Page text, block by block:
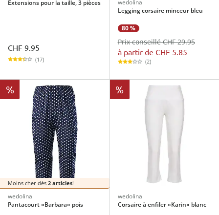
Extensions pour la taille, 3 pièces
CHF 9.95
(17)
wedolina
Legging corsaire minceur bleu
80 %
à partir de CHF 5.85
Prix conseillé CHF 29.95
(2)
%
Moins cher dès 2 articles!
wedolina
Pantacourt «Barbara» pois
%
wedolina
Corsaire à enfiler «Karin» blanc